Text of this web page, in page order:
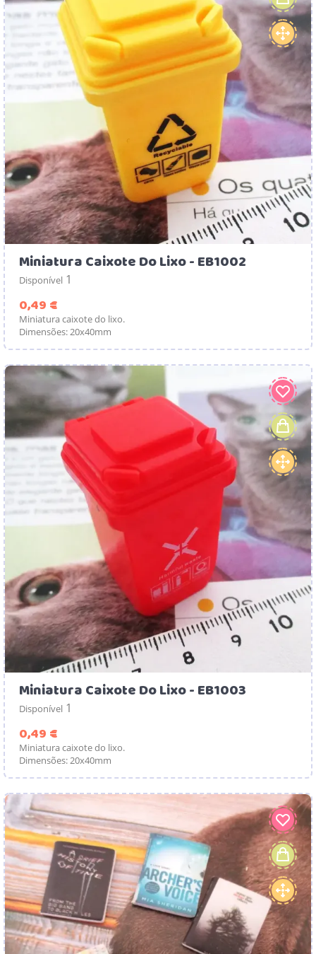
Miniatura Caixote Do Lixo - EB1002
Disponível 1
0,49 €
Miniatura caixote do lixo.
Dimensões: 20x40mm
Miniatura Caixote Do Lixo - EB1003
Disponível 1
0,49 €
Miniatura caixote do lixo.
Dimensões: 20x40mm